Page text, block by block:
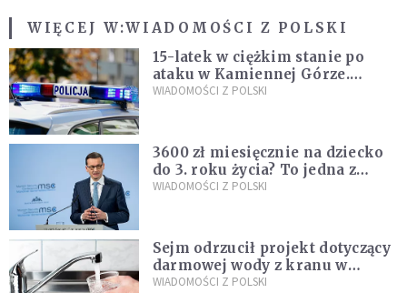
WIĘCEJ W:WIADOMOŚCI Z POLSKI
15-latek w ciężkim stanie po
ataku w Kamiennej Górze.
Policja zatrzymała dwóch
WIADOMOŚCI Z POLSKI
3600 zł miesięcznie na dziecko
do 3. roku życia? To jedna z
propozycji programu "Rozwój
WIADOMOŚCI Z POLSKI
Sejm odrzucił projekt dotyczący
darmowej wody z kranu w
restauracjach
WIADOMOŚCI Z POLSKI